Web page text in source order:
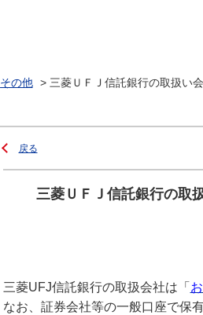
その他 > 三菱ＵＦＪ信託銀行の取扱い
戻る
三菱ＵＦＪ信託銀行の取
三菱UFJ信託銀行の取扱会社は「
なお、証券会社等の一般口座で保